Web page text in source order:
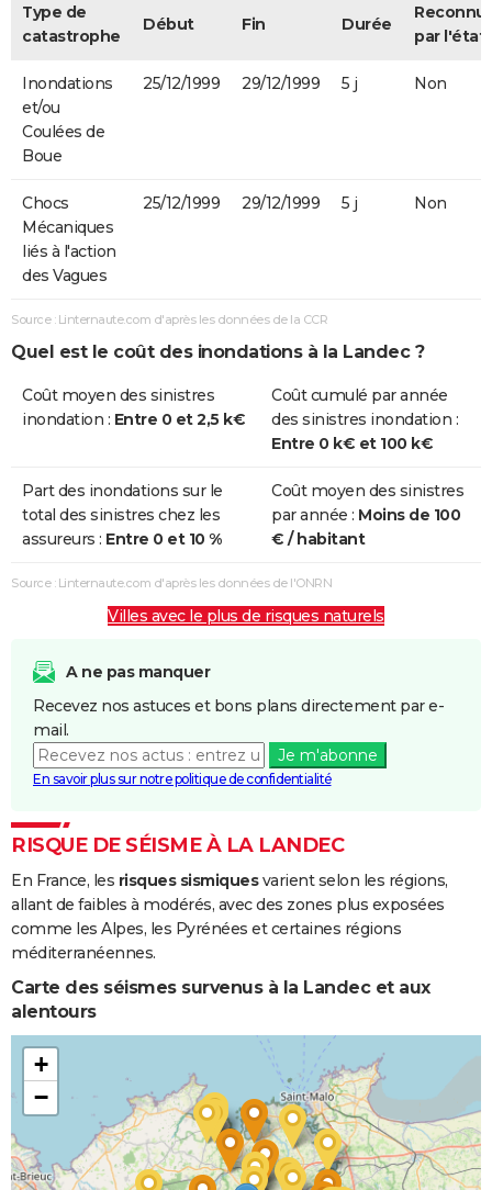
Type de
catastrophe
Début Fin Durée
par l'état
Inondations
et/ou
Coulées de
Boue
25/12/1999 29/12/1999 5 j Non
Chocs
Mécaniques
liés à l'action
des Vagues
25/12/1999 29/12/1999 5 j Non
Source : Linternaute.com d'après les données de la CCR
Quel est le coût des inondations à la Landec ?
Coût moyen des sinistres
inondation : Entre 0 et 2,5 k€
Coût cumulé par année
des sinistres inondation :
Entre 0 k€ et 100 k€
Part des inondations sur le
total des sinistres chez les
assureurs : Entre 0 et 10 %
Coût moyen des sinistres
par année : Moins de 100
€ / habitant
Source : Linternaute.com d'après les données de l'ONRN
Villes avec le plus de risques naturels
A ne pas manquer
Recevez nos astuces et bons plans directement par e-
mail.
Je m'abonne
En savoir plus sur notre politique de confidentialité
RISQUE DE SÉISME À LA LANDEC
En France, les risques sismiquesvarient selon les régions,
allant de faibles à modérés, avec des zones plus exposées
comme les Alpes, les Pyrénées et certaines régions
méditerranéennes.
Carte des séismes survenus à la Landec et aux
alentours
+
−